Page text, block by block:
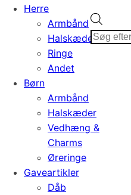
Herre
Armbånd
Halskæder
Ringe
Andet
Børn
Armbånd
Halskæder
Vedhæng &
Charms
Øreringe
Gaveartikler
Dåb
search